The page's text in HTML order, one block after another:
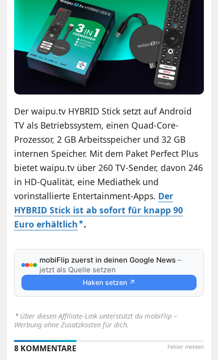
Der waipu.tv HYBRID Stick setzt auf Android
TV als Betriebssystem, einen Quad-Core-
Prozessor, 2 GB Arbeitsspeicher und 32 GB
internen Speicher. Mit dem Paket Perfect Plus
bietet waipu.tv über 260 TV-Sender, davon 246
in HD-Qualität, eine Mediathek und
vorinstallierte Entertainment-Apps. Der
HYBRID Stick ist ab sofort für knapp 90
Euro erhältlich .
mobiFlip zuerst in deinen Google News –
jetzt als Quelle setzen
Haken setzen ↗
⋆ Über diesen Affiliate-Link unterstützt du mobiFlip –
Werbung ohne Zusatzkosten für dich.
Fehler melden
8 KOMMENTARE